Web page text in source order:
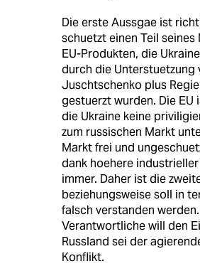
Die erste Aussgae ist
schuetzt einen Teil
EU-Produkten, die
durch die Unterstuetzung
Juschtschenko plus
gestuerzt wurden. Die EU
die Ukraine keine
zum russischen Markt
Markt frei und
dank hoehere
immer. Daher ist die
beziehungsweise soll in
falsch verstanden
Verantwortliche will den
Russland sei der
Konflikt.